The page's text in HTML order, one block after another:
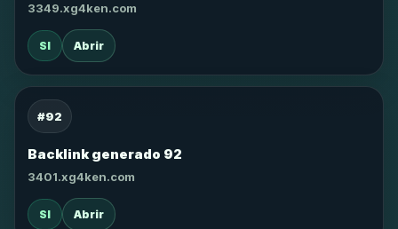
3349.xg4ken.com
SI Abrir
#92
Backlink generado 92
3401.xg4ken.com
SI Abrir